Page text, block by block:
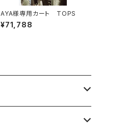
AYA様専用カート TOPS
¥71,788